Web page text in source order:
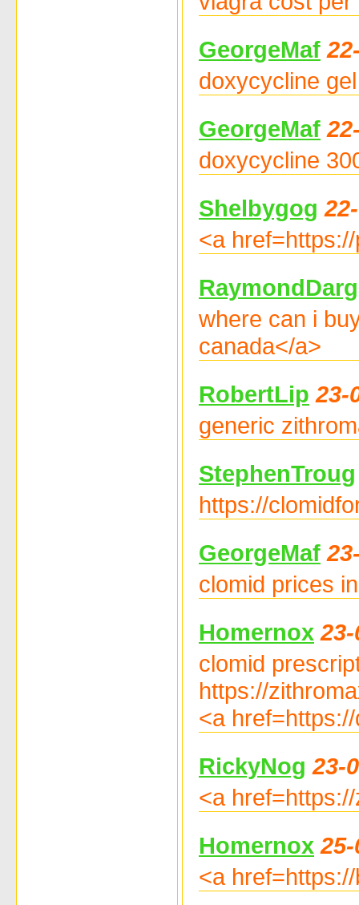
GeorgeMaf
doxycycline
GeorgeMaf
doxycycline
Shelbygog
<a
where can i
canada</a>
RobertLip 23-
generic
StephenTroug
https://
GeorgeMaf
clomid prices
Homernox
clomid
https://
<a
RickyNog 23-
<a
Homernox
<a